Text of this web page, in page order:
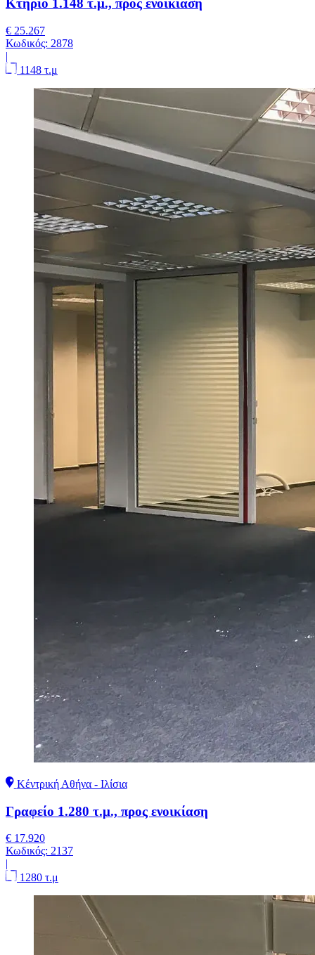
Κτήριο 1.148 τ.μ., προς ενοικίαση
€ 25.267
Κωδικός: 2878
|
1148 τ.μ
Κέντρική Αθήνα - Ιλίσια
Γραφείο 1.280 τ.μ., προς ενοικίαση
€ 17.920
Κωδικός: 2137
|
1280 τ.μ